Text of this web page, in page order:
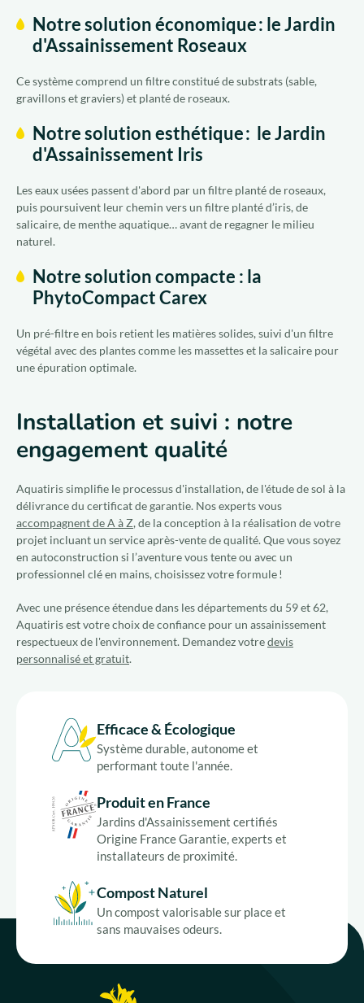
Notre solution économique : le Jardin
d'Assainissement Roseaux
Ce système comprend un filtre constitué de substrats (sable,
gravillons et graviers) et planté de roseaux.
Notre solution esthétique : le Jardin
d'Assainissement Iris
Les eaux usées passent d'abord par un filtre planté de roseaux,
puis poursuivent leur chemin vers un filtre planté d’iris, de
salicaire, de menthe aquatique… avant de regagner le milieu
naturel.
Notre solution compacte : la
PhytoCompact Carex
Un pré-filtre en bois retient les matières solides, suivi d'un filtre
végétal avec des plantes comme les massettes et la salicaire pour
une épuration optimale.
Installation et suivi : notre
engagement qualité
Aquatiris simplifie le processus d'installation, de l'étude de sol à la
délivrance du certificat de garantie. Nos experts vous
accompagnent de A à Z, de la conception à la réalisation de votre
projet incluant un service après-vente de qualité. Que vous soyez
en autoconstruction si l’aventure vous tente ou avec un
professionnel clé en mains, choisissez votre formule !
Avec une présence étendue dans les départements du 59 et 62,
Aquatiris est votre choix de confiance pour un assainissement
respectueux de l'environnement. Demandez votredevis
personnalisé et gratuit.
Efficace & Écologique
Système durable, autonome et
performant toute l'année.
Produit en France
Jardins d'Assainissement certifiés
Origine France Garantie, experts et
installateurs de proximité.
Compost Naturel
Un compost valorisable sur place et
sans mauvaises odeurs.